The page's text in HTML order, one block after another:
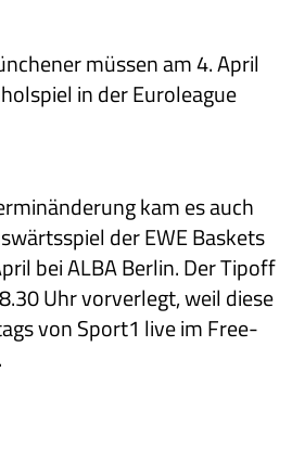
müssen am 4. April
in der Euroleague
kam es auch
der EWE Baskets
bei ALBA Berlin. Der Tipoff
Uhr vorverlegt, weil diese
von Sport1 live im Free-